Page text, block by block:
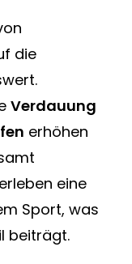
die
Verdauung
erhöhen
eine
Sport, was
beiträgt.